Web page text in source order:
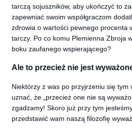
tarczą sojuszników, aby ukończyć to
zapewniać swoim współgraczom
zdrowia o wartości pewnego procenta
tarczy. Po co komu Plemienna Zbroja
boku zaufanego wspierającego?
Ale to przecież nie jest
Niektórzy z was po przyjrzeniu się tym
uznać, że „przecież one nie są
zgadzamy! Skoro już przy tym
przedstawić wam naszą filozofię